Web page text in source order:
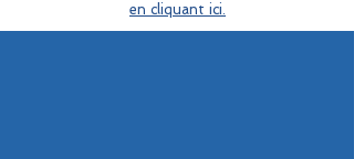
en cliquant ici.